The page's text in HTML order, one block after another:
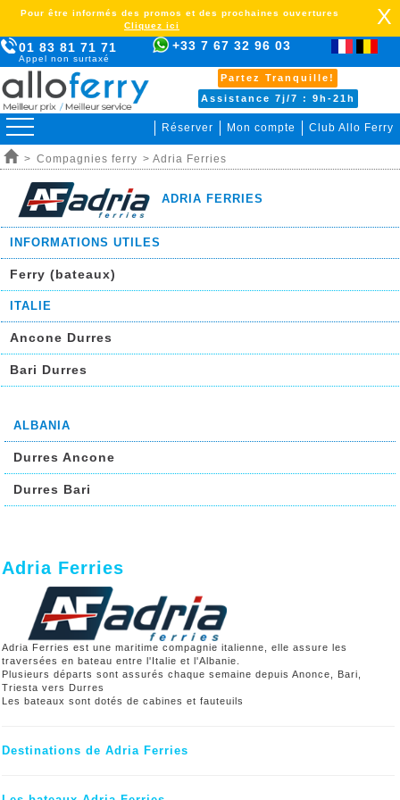
01 83 81 71 71
Appel non surtaxé
+33 7 67 32 96 03
Partez Tranquille!
Assistance 7j/7 : 9h-21h
Réserver Mon compte Club Allo Ferry
Pour être informés des promos et des prochaines ouvertures
Cliquez ici
X
> Compagnies ferry > Adria Ferries
ADRIA FERRIES
INFORMATIONS UTILES
Ferry (bateaux)
ITALIE
Ancone Durres
Bari Durres
ALBANIA
Durres Ancone
Durres Bari
Adria Ferries
Adria Ferries est une maritime compagnie italienne, elle assure les
traversées en bateau entre l'Italie et l'Albanie.
Plusieurs départs sont assurés chaque semaine depuis Anonce, Bari,
Triesta vers Durres
Les bateaux sont dotés de cabines et fauteuils
Destinations de Adria Ferries